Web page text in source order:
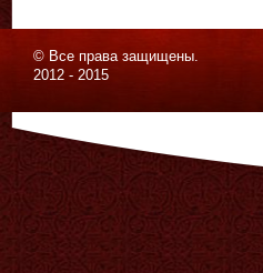
© Все права защищены.
2012 - 2015